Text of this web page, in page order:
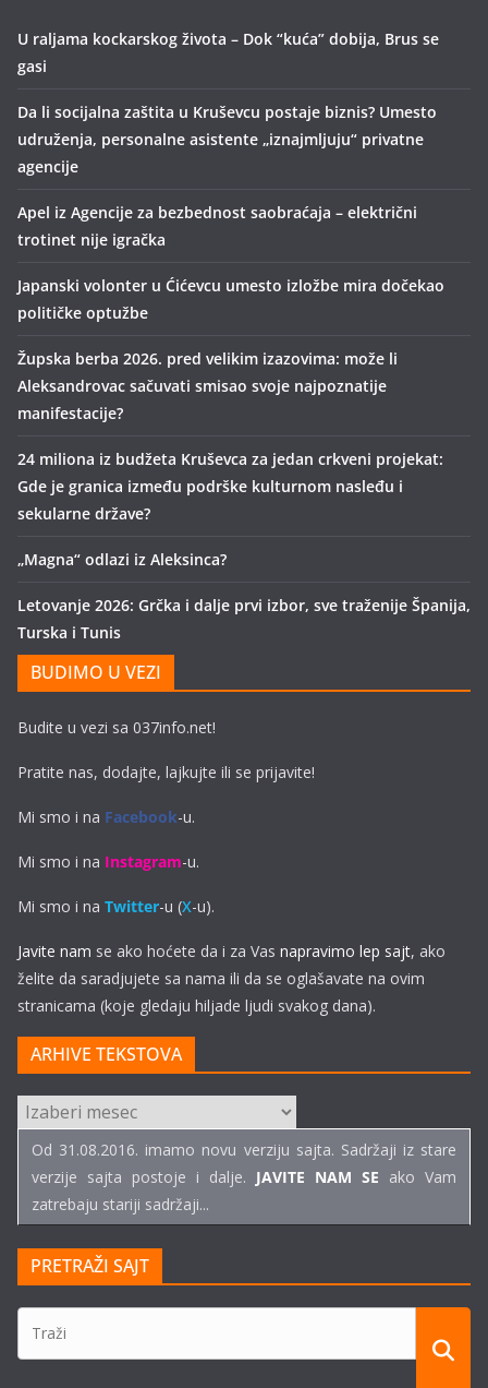
U raljama kockarskog života – Dok “kuća” dobija, Brus se
gasi
Da li socijalna zaštita u Kruševcu postaje biznis? Umesto
udruženja, personalne asistente „iznajmljuju“ privatne
agencije
Apel iz Agencije za bezbednost saobraćaja – električni
trotinet nije igračka
Japanski volonter u Ćićevcu umesto izložbe mira dočekao
političke optužbe
Župska berba 2026. pred velikim izazovima: može li
Aleksandrovac sačuvati smisao svoje najpoznatije
manifestacije?
24 miliona iz budžeta Kruševca za jedan crkveni projekat:
Gde je granica između podrške kulturnom nasleđu i
sekularne države?
„Magna“ odlazi iz Aleksinca?
Letovanje 2026: Grčka i dalje prvi izbor, sve traženije Španija,
Turska i Tunis
BUDIMO U VEZI
Budite u vezi sa 037info.net!
Pratite nas, dodajte, lajkujte ili se prijavite!
Mi smo i na Facebook-u.
Mi smo i na Instagram-u.
Mi smo i na Twitter-u (X-u).
Javite nam se ako hoćete da i za Vas napravimo lep sajt, ako
želite da saradjujete sa nama ili da se oglašavate na ovim
stranicama (koje gledaju hiljade ljudi svakog dana).
ARHIVE TEKSTOVA
ARHIVE
TEKSTOVA
Od 31.08.2016. imamo novu verziju sajta. Sadržaji iz stare
verzije sajta postoje i dalje. JAVITE NAM SE ako Vam
zatrebaju stariji sadržaji...
PRETRAŽI SAJT